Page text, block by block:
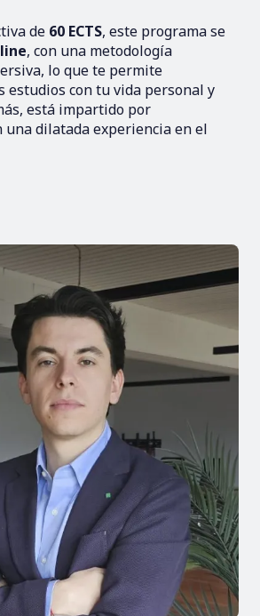
de 60 ECTS, este programa se
, con una metodología
lo que te permite
con tu vida personal y
está impartido por
una dilatada experiencia en el